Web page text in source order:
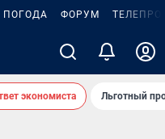
ПОГОДА ФОРУМ
экономиста Льготный